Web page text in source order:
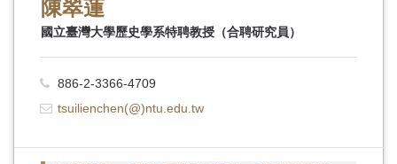
研
究
所-
首
陳翠蓮
國立臺灣大學歷史學系特聘教授（合聘研究員）
886-2-3366-4709
tsuilienchen(@)ntu.edu.tw